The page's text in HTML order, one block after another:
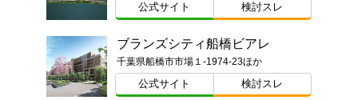
公式サイト 検討スレ
ブランズシティ船橋ビアレ
千葉県船橋市市場１-1974-23ほか
公式サイト 検討スレ